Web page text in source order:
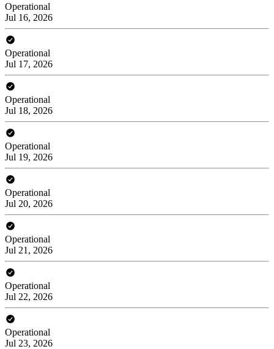
Operational
Jul 16, 2026
Operational
Jul 17, 2026
Operational
Jul 18, 2026
Operational
Jul 19, 2026
Operational
Jul 20, 2026
Operational
Jul 21, 2026
Operational
Jul 22, 2026
Operational
Jul 23, 2026